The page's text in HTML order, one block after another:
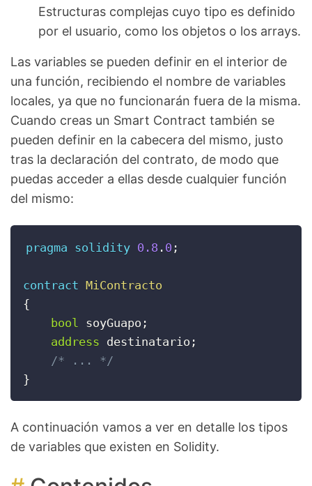
Estructuras complejas cuyo tipo es definido
por el usuario, como los objetos o los arrays.
Las variables se pueden definir en el interior de
una función, recibiendo el nombre de variables
locales, ya que no funcionarán fuera de la misma.
Cuando creas un Smart Contract también se
pueden definir en la cabecera del mismo, justo
tras la declaración del contrato, de modo que
puedas acceder a ellas desde cualquier función
del mismo:
pragma solidity 0.8 . 0 ;
contract MiContracto
{
bool soyGuapo ;
address destinatario ;
/* ... */
}
A continuación vamos a ver en detalle los tipos
de variables que existen en Solidity.